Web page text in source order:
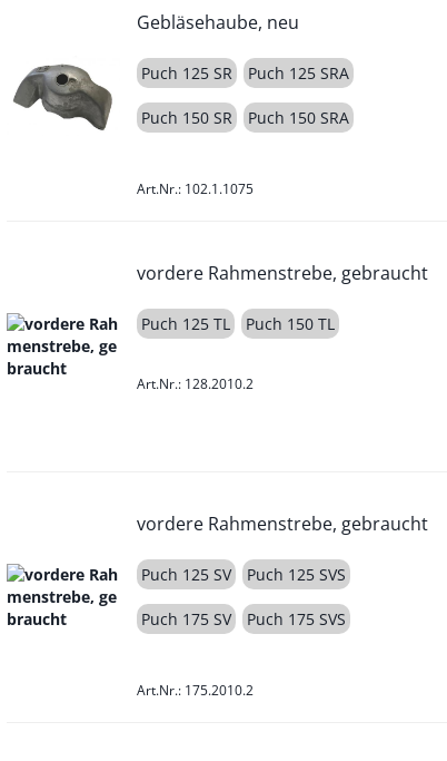
Gebläsehaube, neu
Puch 125 SR Puch 125 SRA
Puch 150 SR Puch 150 SRA
Art.Nr.: 102.1.1075
vordere Rahmenstrebe, gebraucht
Puch 125 TL Puch 150 TL
Art.Nr.: 128.2010.2
vordere Rahmenstrebe, gebraucht
Puch 125 SV Puch 125 SVS
Puch 175 SV Puch 175 SVS
Art.Nr.: 175.2010.2